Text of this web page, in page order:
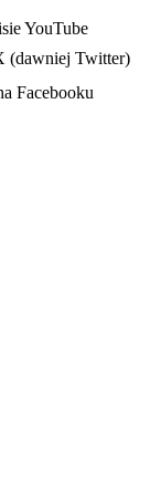
YouTube
(dawniej Twitter)
Facebooku